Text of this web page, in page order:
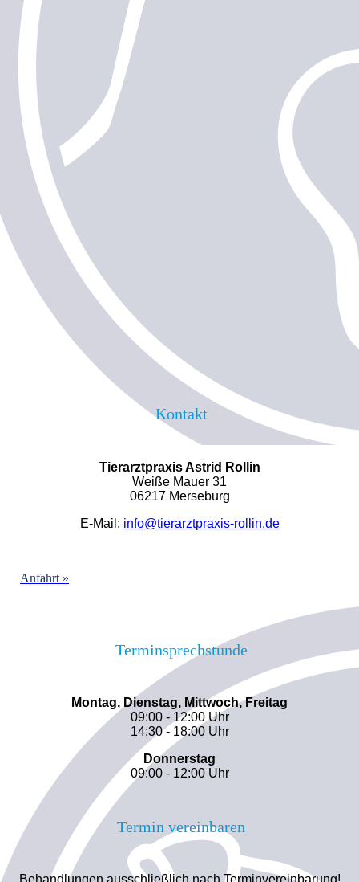
Kontakt
Tierarztpraxis Astrid Rollin
Weiße Mauer 31
06217 Merseburg
E-Mail: info@tierarztpraxis-rollin.de
Anfahrt »
Terminsprechstunde
Montag, Dienstag, Mittwoch, Freitag
09:00 - 12:00 Uhr
14:30 - 18:00 Uhr
Donnerstag
09:00 - 12:00 Uhr
Termin vereinbaren
Behandlungen ausschließlich nach Terminvereinbarung!